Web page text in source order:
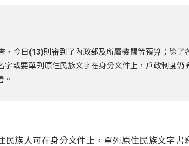
，今日(13)則審到了內政部及所屬機關等預算；除了
或要單列原住民族文字在身分文件上，戶政制度仍
。
民族人可在身分文件上，單列原住民族文字書